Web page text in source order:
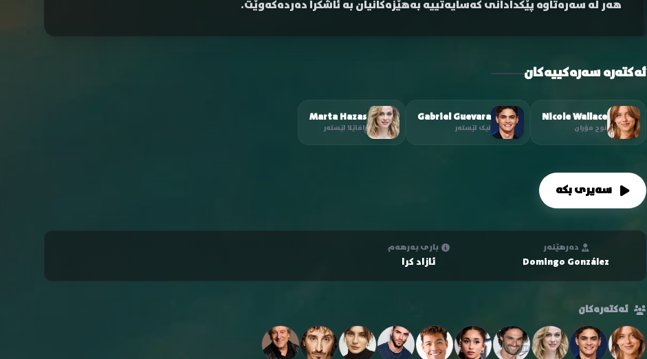
هەر لە سەرەتاوە پێکدادانی کەسایەتییە بەهێزەکانیان بە ئاشکرا دەردەکەوێت.
ئەکتەرە سەرەکییەکان
Nicole Wallace
نوح مۆران
Gabriel Guevara
نیک لێستەر
Marta Hazas
ڕافاێلا لێستەر
سەیری بکە
دەرهێنەر
Domingo González
باری بەرهەم
ئازاد کرا
ئەکتەرەکان